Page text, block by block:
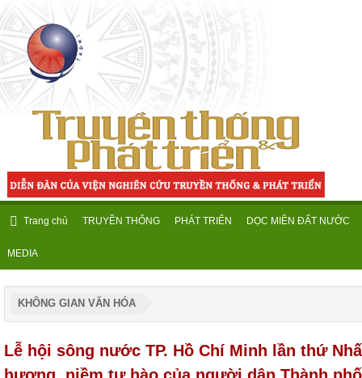
Trang chủ TRUYỀN THỐNG PHÁT TRIỂN DỌC MIỀN ĐẤT NƯỚC
MEDIA
KHÔNG GIAN VĂN HÓA
Lễ hội sông nước TP. Hồ Chí Minh lần thứ